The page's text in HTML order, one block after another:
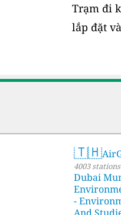
Trạm đi
lắp đặt
🇹🇭
4003 stations
Dubai
-